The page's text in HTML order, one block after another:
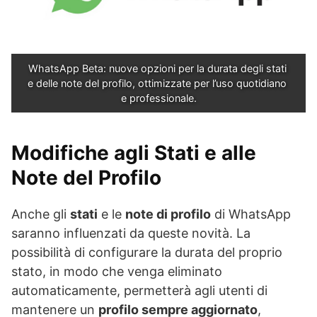
WhatsApp Beta: nuove opzioni per la durata degli stati
e delle note del profilo, ottimizzate per l’uso quotidiano
e professionale.
Modifiche agli Stati e alle
Note del Profilo
Anche gli stati e le note di profilo di WhatsApp
saranno influenzati da queste novità. La
possibilità di configurare la durata del proprio
stato, in modo che venga eliminato
automaticamente, permetterà agli utenti di
mantenere un profilo sempre aggiornato,